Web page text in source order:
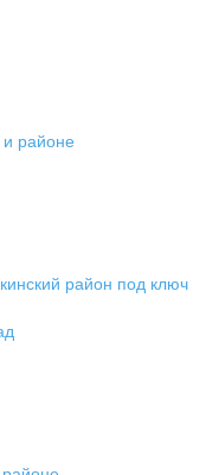
районе
район под ключ